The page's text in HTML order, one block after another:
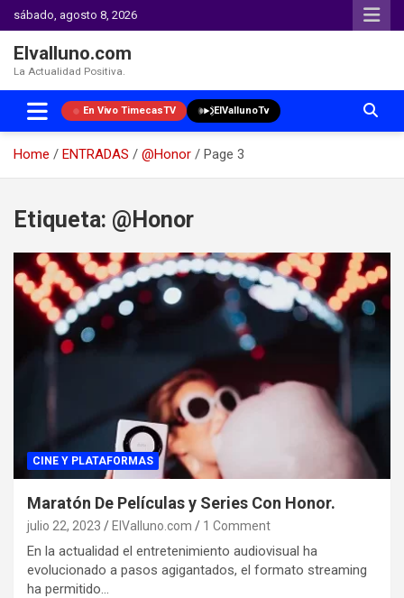
sábado, agosto 8, 2026
Elvalluno.com
La Actualidad Positiva.
En Vivo TimecasTV ElVallunoTv
Home ENTRADAS @Honor
Page 3
content
Etiqueta: @Honor
CINE Y PLATAFORMAS
Maratón De Películas y Series Con Honor.
julio 22, 2023 ElValluno.com 1 Comment
En la actualidad el entretenimiento audiovisual ha
evolucionado a pasos agigantados, el formato streaming
ha permitido…